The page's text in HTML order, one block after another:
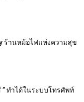
ร้านหม้อไฟแห่งความสุข
” ทำได้ในระบบโทรศัพท์